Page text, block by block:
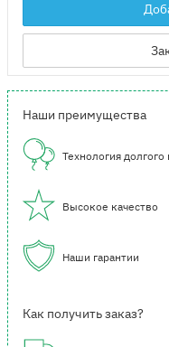
Наши преимущества
Технология долгого
Высокое качество
Наши гарантии
Как получить заказ?